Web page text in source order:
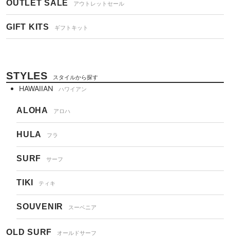
OUTLET SALE アウトレットセール
GIFT KITS ギフトキット
STYLES スタイルから探す
HAWAIIAN ハワイアン
ALOHA アロハ
HULA フラ
SURF サーフ
TIKI ティキ
SOUVENIR スーベニア
OLD SURF オールドサーフ